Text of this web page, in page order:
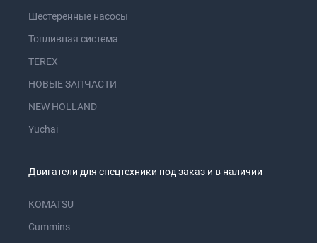
Шестеренные насосы
Топливная система
TEREX
НОВЫЕ ЗАПЧАСТИ
NEW HOLLAND
Yuchai
Двигатели для спецтехники под заказ и в наличии
KOMATSU
Cummins